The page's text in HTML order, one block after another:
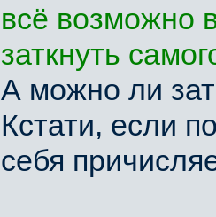
всё возможно
заткнуть
А можно ли
Кстати, если
себя